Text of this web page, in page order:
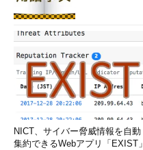
NICT、サイバー脅威情報を自動
集約できるWebアプリ「EXIST」